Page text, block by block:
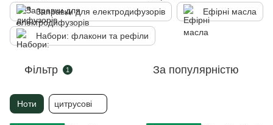
Заправки для електродифузорів Ефірні масла
Набори: флакони та рефіли
Фільтр 1 За популярністю
Ноти цитрусові